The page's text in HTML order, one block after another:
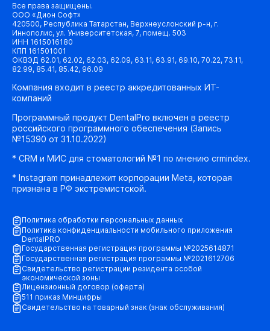
Все права защищены.
ООО «Дион Софт»
420500, Республика Татарстан, Верхнеуслонский р-н, г.
Иннополис, ул. Университетская, 7, помещ. 503
ИНН 1615016180
КПП 161501001
ОКВЭД 62.01, 62.02, 62.03, 62.09, 63.11, 63.91, 69.10, 70.22, 73.11,
82.99, 85.41, 85.42, 96.09
Компания входит в реестр аккредитованных ИТ-
компаний
Программный продукт DentalPro включен в реестр
российского программного обеспечения (Запись
№15390 от 31.10.2022)
* CRM и МИС для стоматологий №1 по мнению crmindex.
* Instagram принадлежит корпорации Meta, которая
признана в РФ экстремистской.
Политика обработки персональных данных
Политика конфиденциальности мобильного приложения
DentalPRO
Государственная регистрация программы №2025614871
Государственная регистрация программы №2021612706
Свидетельство регистрации резидента особой
экономической зоны
Лицензионный договор (оферта)
511 приказ Минцифры
Свидетельство на товарный знак (знак обслуживания)